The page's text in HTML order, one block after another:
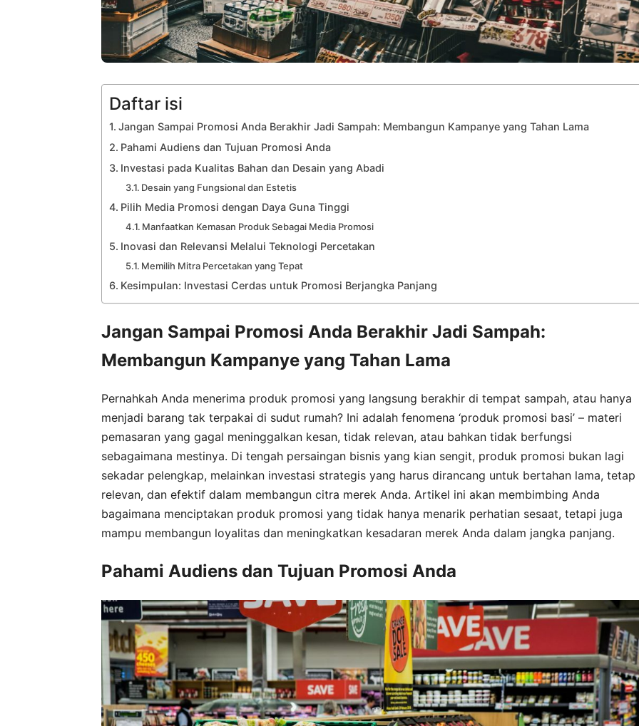
Daftar isi
Jangan Sampai Promosi Anda Berakhir Jadi Sampah: Membangun Kampanye yang Tahan Lama
Pahami Audiens dan Tujuan Promosi Anda
Investasi pada Kualitas Bahan dan Desain yang Abadi
Desain yang Fungsional dan Estetis
Pilih Media Promosi dengan Daya Guna Tinggi
Manfaatkan Kemasan Produk Sebagai Media Promosi
Inovasi dan Relevansi Melalui Teknologi Percetakan
Memilih Mitra Percetakan yang Tepat
Kesimpulan: Investasi Cerdas untuk Promosi Berjangka Panjang
Jangan Sampai Promosi Anda Berakhir Jadi Sampah:
Membangun Kampanye yang Tahan Lama
Pernahkah Anda menerima produk promosi yang langsung berakhir di tempat sampah, atau hanya
menjadi barang tak terpakai di sudut rumah? Ini adalah fenomena ‘produk promosi basi’ – materi
pemasaran yang gagal meninggalkan kesan, tidak relevan, atau bahkan tidak berfungsi
sebagaimana mestinya. Di tengah persaingan bisnis yang kian sengit, produk promosi bukan lagi
sekadar pelengkap, melainkan investasi strategis yang harus dirancang untuk bertahan lama, tetap
relevan, dan efektif dalam membangun citra merek Anda. Artikel ini akan membimbing Anda
bagaimana menciptakan produk promosi yang tidak hanya menarik perhatian sesaat, tetapi juga
mampu membangun loyalitas dan meningkatkan kesadaran merek Anda dalam jangka panjang.
Pahami Audiens dan Tujuan Promosi Anda